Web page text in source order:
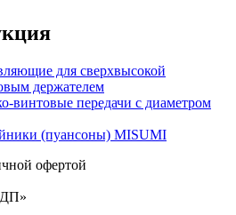
для сверхвысокой
держателем
винтовые передачи с диаметром
(пуансоны) MISUMI
офертой